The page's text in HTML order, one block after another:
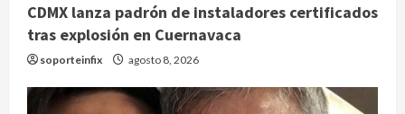
CDMX lanza padrón de instaladores certificados
tras explosión en Cuernavaca
soporteinfix agosto 8, 2026